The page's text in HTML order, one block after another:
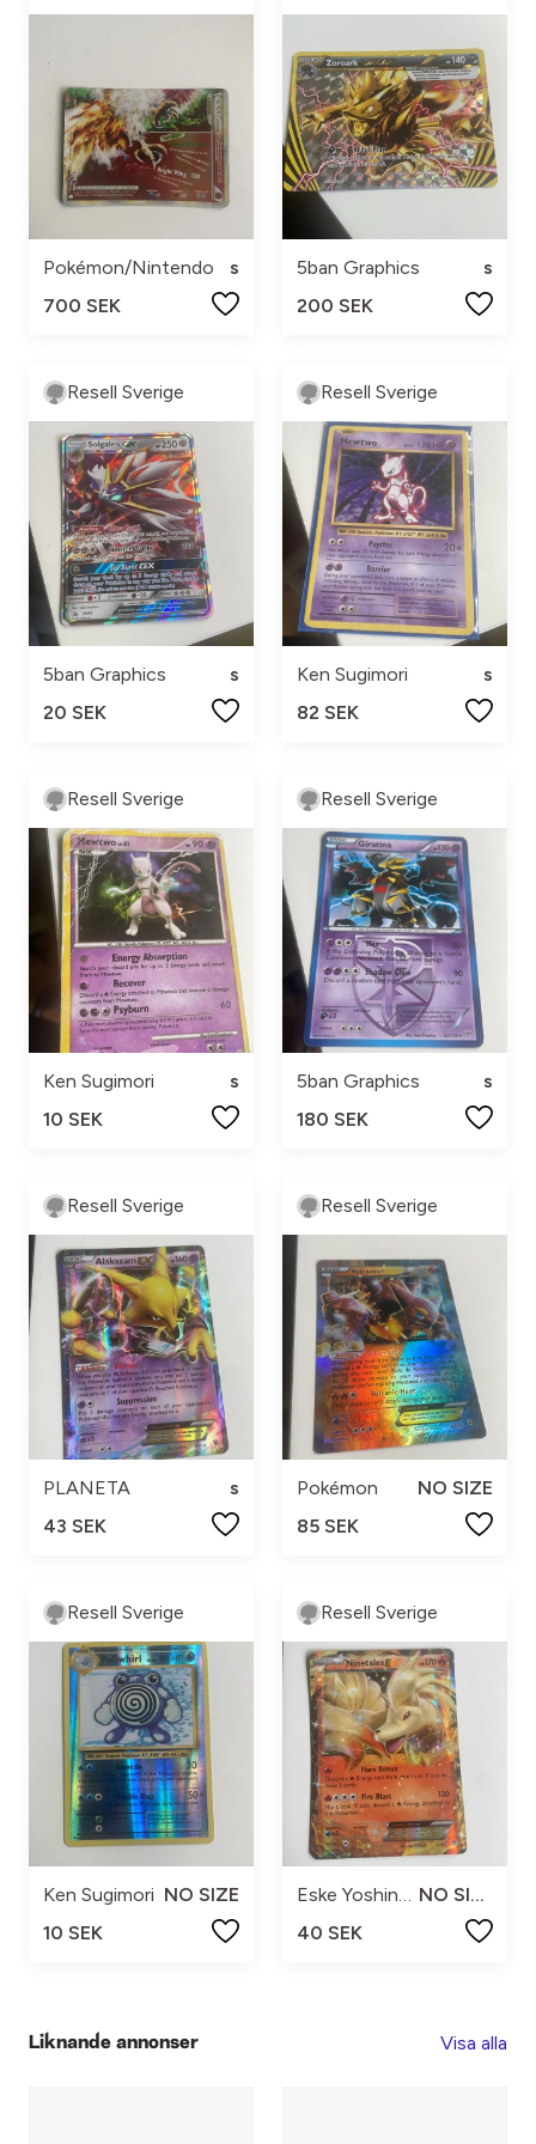
Pokémon/Nintendo
s
700 SEK
5ban Graphics
s
200 SEK
Resell Sverige
5ban Graphics
s
20 SEK
Resell Sverige
Ken Sugimori
s
82 SEK
Resell Sverige
Ken Sugimori
s
10 SEK
Resell Sverige
5ban Graphics
s
180 SEK
Resell Sverige
PLANETA
s
43 SEK
Resell Sverige
Pokémon
NO SIZE
85 SEK
Resell Sverige
Ken Sugimori NO SIZE
10 SEK
Resell Sverige
Eske Yoshinob
NO SIZE
40 SEK
Liknande annonser Visa alla